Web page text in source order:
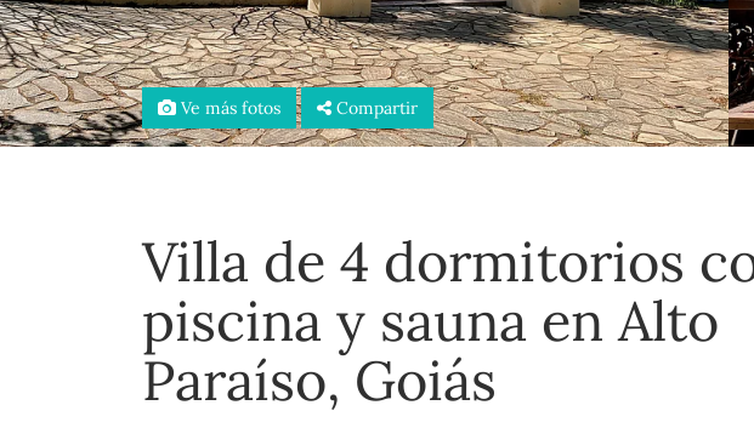
Ve más fotos Compartir
Villa de 4 dormitorios
piscina y sauna en Alto
Paraíso, Goiás